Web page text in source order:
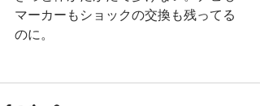
マーカーもショックの交換も残ってる
のに。